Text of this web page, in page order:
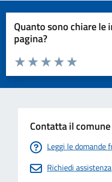
Quanto sono chiare
pagina?
Valuta da 1 a 5 stelle la pagina
Valuta 5
Valuta 4 stelle
Valuta 3 stelle su 5
Valuta 2 stelle su 5
Valuta 1 stelle su 5
Contatta il comune
Leggi le domande
Richiedi assistenza